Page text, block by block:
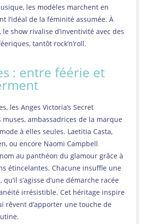
les modèles marchent en
l’idéal de la féminité assumée. À
show rivalise d’inventivité avec des
tantôt rock’n’roll.
: entre féérie et
les Anges Victoria’s Secret
ambassadrices de la marque
à elles seules. Laetitia Casta,
ou encore Naomi Campbell
au panthéon du glamour grâce à
étincelantes. Chacune insuffle une
s’agisse d’une démarche racée
irrésistible. Cet héritage inspire
rêvent d’apporter une touche de